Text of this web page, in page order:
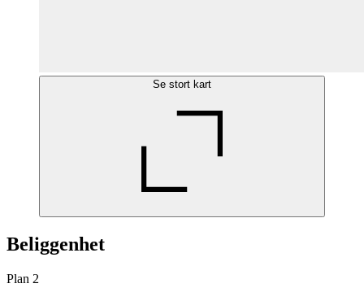
Se stort kart
Beliggenhet
Plan 2